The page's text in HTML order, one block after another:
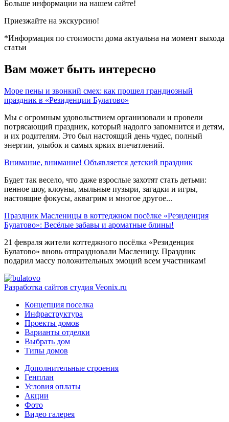
Больше информации на нашем сайте!
Приезжайте на экскурсию!
*Информация по стоимости дома актуальна на момент выхода
статьи
Вам может быть интересно
Море пены и звонкий смех: как прошел грандиозный
праздник в «Резиденции Булатово»
Мы с огромным удовольствием организовали и провели
потрясающий праздник, который надолго запомнится и детям,
и их родителям. Это был настоящий день чудес, полный
энергии, улыбок и самых ярких впечатлений.
Внимание, внимание! Объявляется детский праздник
Будет так весело, что даже взрослые захотят стать детьми:
пенное шоу, клоуны, мыльные пузыри, загадки и игры,
настоящие фокусы, аквагрим и многое другое...
Праздник Масленицы в коттеджном посёлке «Резиденция
Булатово»: Весёлые забавы и ароматные блины!
21 февраля жители коттеджного посёлка «Резиденция
Булатово» вновь отпраздновали Масленицу. Праздник
подарил массу положительных эмоций всем участникам!
Разработка сайтов студия Veonix.ru
Концепция поселка
Инфраструктура
Проекты домов
Варианты отделки
Выбрать дом
Типы домов
Дополнительные строения
Генплан
Условия оплаты
Акции
Фото
Видео галерея